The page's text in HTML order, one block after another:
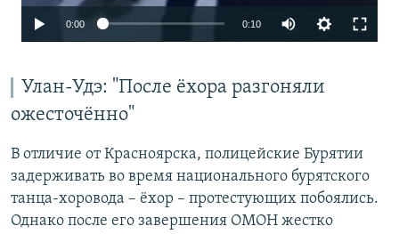
0:00 0:10
360p
Улан-Удэ: "После ёхора разгоняли
ожесточённо"
В отличие от Красноярска, полицейские Бурятии
задерживать во время национального бурятского
танца-хоровода – ёхор – протестующих побоялись.
Однако после его завершения ОМОН жестко